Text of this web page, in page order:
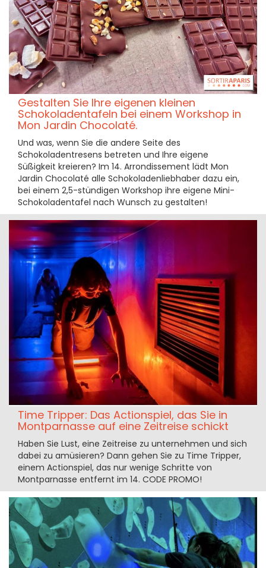
Gestalten Sie Ihre eigenen kleinen
Schokoladentafeln bei einem Workshop in
Mon Jardin Chocolaté.
Und was, wenn Sie die andere Seite des
Schokoladentresens betreten und Ihre eigene
Süßigkeit kreieren? Im 14. Arrondissement lädt Mon
Jardin Chocolaté alle Schokoladenliebhaber dazu ein,
bei einem 2,5-stündigen Workshop ihre eigene Mini-
Schokoladentafel nach Wunsch zu gestalten!
Time Tripper: Das Actionspiel, das Sie in
Montparnasse auf eine Zeitreise schickt
Haben Sie Lust, eine Zeitreise zu unternehmen und sich
dabei zu amüsieren? Dann gehen Sie zu Time Tripper,
einem Actionspiel, das nur wenige Schritte von
Montparnasse entfernt im 14. CODE PROMO!